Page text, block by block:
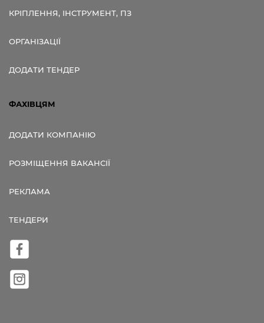
КРІПЛЕННЯ, ІНСТРУМЕНТ, ПЗ
ОРГАНІЗАЦІЇ
ДОДАТИ ТЕНДЕР
ФАХІВЦЯМ
ДОДАТИ КОМПАНІЮ
РОЗМІЩЕННЯ ВАКАНСІЇ
РЕКЛАМА
ТЕНДЕРИ